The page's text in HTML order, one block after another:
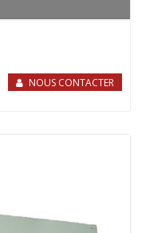
NOUS CONTACTER